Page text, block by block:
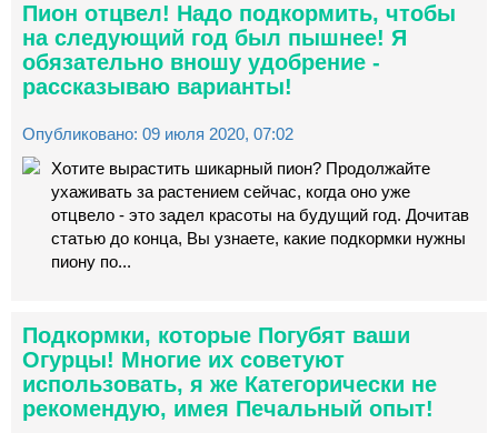
Пион отцвел! Надо подкормить, чтобы
на следующий год был пышнее! Я
обязательно вношу удобрение -
рассказываю варианты!
Опубликовано: 09 июля 2020, 07:02
Хотите вырастить шикарный пион? Продолжайте
ухаживать за растением сейчас, когда оно уже
отцвело - это задел красоты на будущий год. Дочитав
статью до конца, Вы узнаете, какие подкормки нужны
пиону по...
Подкормки, которые Погубят ваши
Огурцы! Многие их советуют
использовать, я же Категорически не
рекомендую, имея Печальный опыт!